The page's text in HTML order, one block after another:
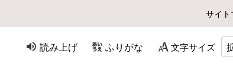
サイ
読み上げ ふりがな 文字サイズ